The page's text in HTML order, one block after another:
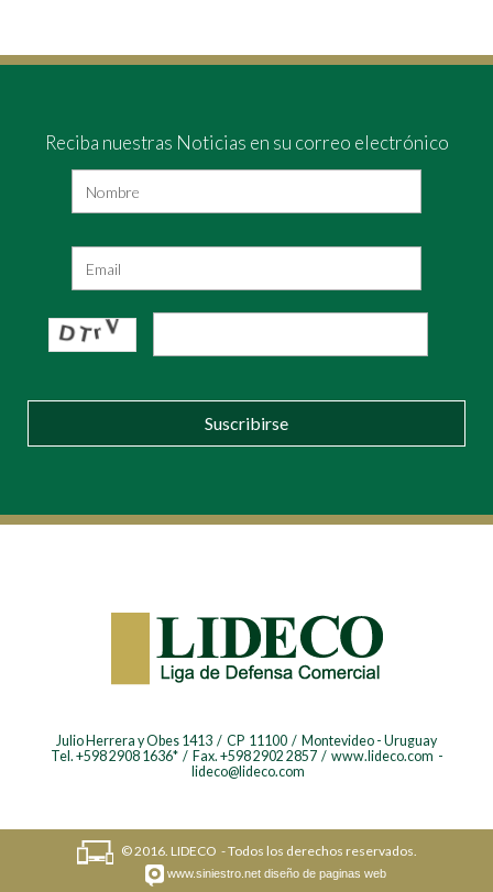
Reciba nuestras Noticias en su correo electrónico
Suscribirse
Julio Herrera y Obes 1413 / CP 11100 / Montevideo - Uruguay
Tel. +598 2908 1636* / Fax. +598 2902 2857 / www.lideco.com -
lideco@lideco.com
© 2016. LIDECO - Todos los derechos reservados.
www.siniestro.net diseño de paginas web